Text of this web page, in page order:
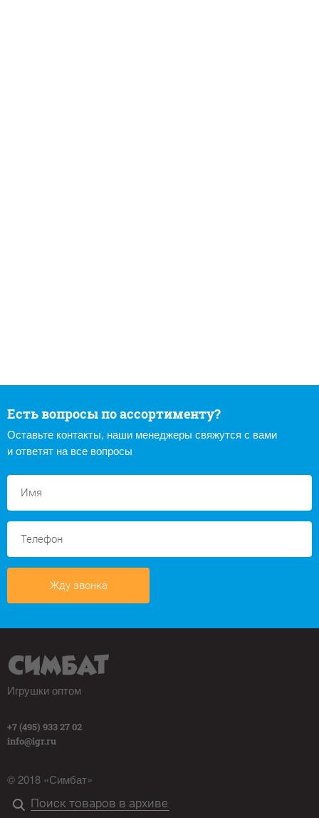
Есть вопросы по ассортименту?
Оставьте контакты, наши менеджеры свяжутся с вами
и ответят на все вопросы
Жду звонка
Игрушки оптом
+7 (495) 933 27 02
info@igr.ru
© 2018 «Симбат»